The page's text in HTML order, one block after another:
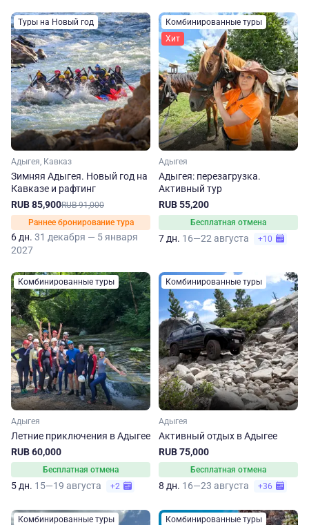
Туры на Новый год
Адыгея, Кавказ
Зимняя Адыгея. Новый год на
Кавказе и рафтинг
RUB 85,900RUB 91,000
Раннее бронирование тура
6 дн. 31 декабря — 5 января
2027
Комбинированные туры
Хит
Адыгея
Адыгея: перезагрузка.
Активный тур
RUB 55,200
Бесплатная отмена
7 дн. 16—22 августа +10
Комбинированные туры
Адыгея
Летние приключения в Адыгее
RUB 60,000
Бесплатная отмена
5 дн. 15—19 августа +2
Комбинированные туры
Адыгея
Активный отдых в Адыгее
RUB 75,000
Бесплатная отмена
8 дн. 16—23 августа +36
Комбинированные туры Комбинированные туры